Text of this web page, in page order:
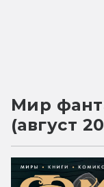
Мир
(август